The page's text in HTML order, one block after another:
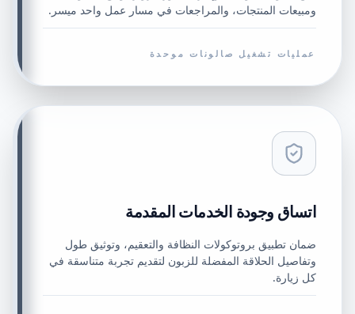
ومبيعات المنتجات، والمراجعات في مسار عمل واحد ميسر.
عمليات تشغيل صالونات موحدة
اتساق وجودة الخدمات المقدمة
ضمان تطبيق بروتوكولات النظافة والتعقيم، وتوثيق طول
وتفاصيل الحلاقة المفضلة للزبون لتقديم تجربة متناسقة في
كل زيارة.